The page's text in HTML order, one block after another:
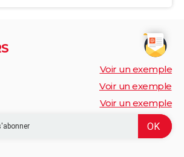
Voir un exemple
Voir un exemple
Voir un exemple